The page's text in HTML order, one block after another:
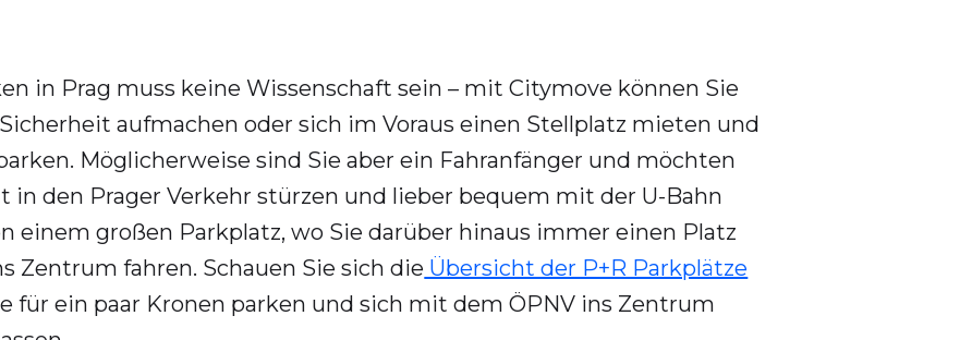
in Prag muss keine Wissenschaft sein – mit Citymove können Sie
aufmachen oder sich im Voraus einen Stellplatz mieten und
Möglicherweise sind Sie aber ein Fahranfänger und möchten
in den Prager Verkehr stürzen und lieber bequem mit der U-Bahn
einem großen Parkplatz, wo Sie darüber hinaus immer einen Platz
Zentrum fahren. Schauen Sie sich die Übersicht der P+R Parkplätze
für ein paar Kronen parken und sich mit dem ÖPNV ins Zentrum